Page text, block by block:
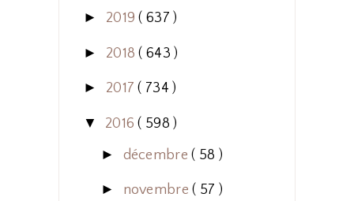
► 2019( 637 )
► 2018( 643 )
► 2017( 734 )
▼ 2016( 598 )
► décembre( 58 )
► novembre( 57 )